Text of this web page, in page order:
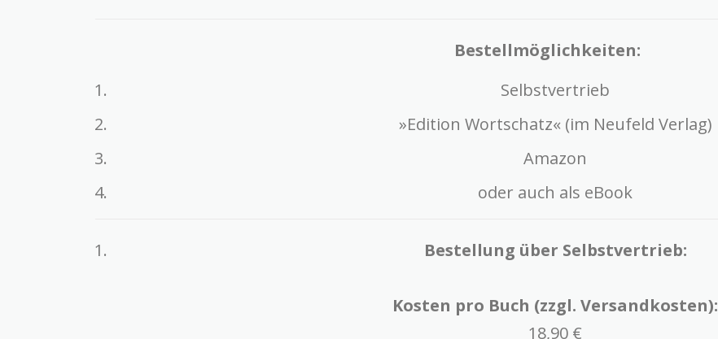
Bestellmöglichkeiten:
Selbstvertrieb
»Edition Wortschatz« (im Neufeld Verlag)
Amazon
oder auch als eBook
Bestellung über Selbstvertrieb:
Kosten pro Buch (zzgl. Versandkosten):
18,90 €